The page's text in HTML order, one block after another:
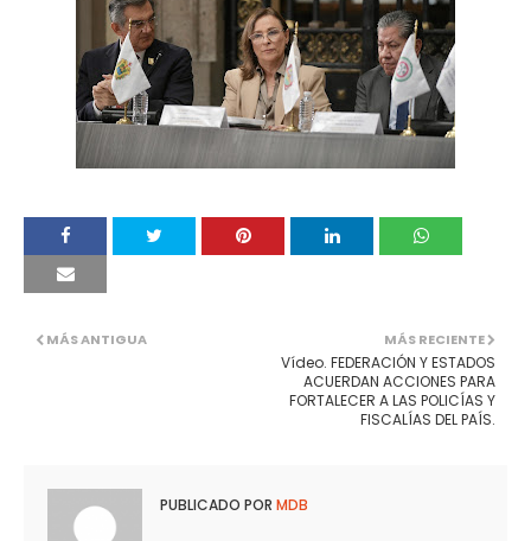
MÁS RECIENTE
Vídeo. FEDERACIÓN Y ESTADOS
ACUERDAN ACCIONES PARA
FORTALECER A LAS POLICÍAS Y
FISCALÍAS DEL PAÍS.
MÁS ANTIGUA
PUBLICADO POR MDB